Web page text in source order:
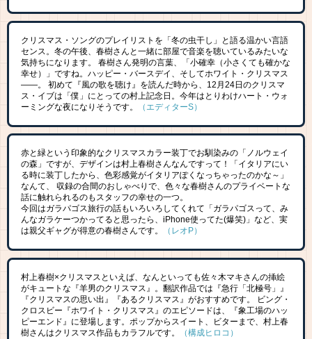
クリスマス・ソングのプレイリストを「冬の虫干し」と語る温かい言語
センス。冬の午後、春樹さんと一緒に部屋で音楽を聴いているみたいな
気持ちになります。 春樹さん発明の言葉、「小確幸（小さくても確かな
幸せ）」ですね。ハッピー・バースデイ、そしてホワイト・クリスマス
――。 初めて『風の歌を聴け』を読んだ時から、12月24日のクリスマ
ス・イブは「僕」にとっての村上記念日。今年はとりわけハート・ウォ
ーミングな夜になりそうです。
（エディターS）
赤と緑という印象的なクリスマスカラー装丁でお馴染みの「ノルウェイ
の森」ですが、デザインは村上春樹さんなんですって！「イタリアにい
る時に装丁したから、色彩感覚がイタリアぽくなっちゃったのかな～」
なんて、 収録の合間のおしゃべりで、色々な春樹さんのプライベートな
話に触れられるのもスタッフの幸せの一つ。
今回はガラパゴス旅行の話もいろいろしてくれて「ガラパゴスって、み
んなガラケーつかってると思ったら、iPhone使ってた(爆笑)」など、実
は親父ギャグが得意の春樹さんです。
（レオP）
村上春樹×クリスマスといえば、なんといっても佐々木マキさんの挿絵
がキュートな『羊男のクリスマス』。翻訳作品では『急行「北極号」』
『クリスマスの思い出』『あるクリスマス』がおすすめです。 ビング・
クロスビー『ホワイト・クリスマス』のエピソードは、『象工場のハッ
ピーエンド』に登場します。ポップからスイート、ビターまで、村上春
樹さんはクリスマス作品もカラフルです。
（構成ヒロコ）